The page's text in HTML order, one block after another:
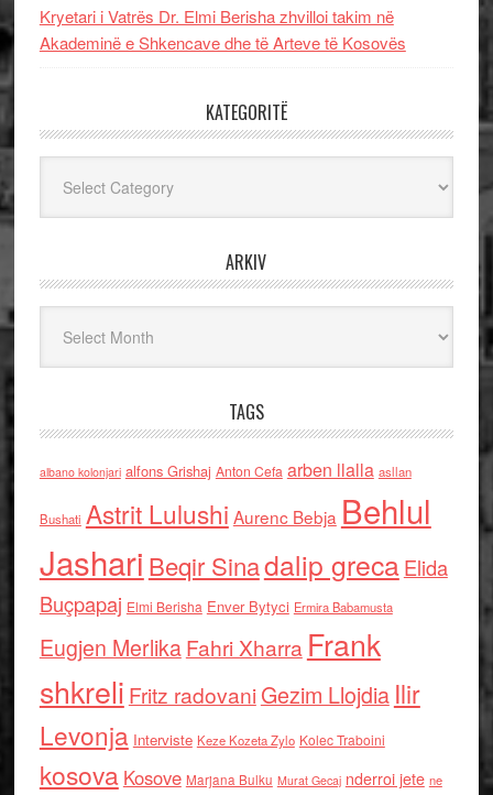
Kryetari i Vatrës Dr. Elmi Berisha zhvilloi takim në
Akademinë e Shkencave dhe të Arteve të Kosovës
KATEGORITË
ARKIV
TAGS
albano kolonjari alfons Grishaj Anton Cefa arben llalla asllan
Bushati Astrit Lulushi Aurenc Bebja Behlul
Jashari Beqir Sinadalip grecaElida
Buçpapaj Elmi Berisha Enver Bytyci Ermira Babamusta
Eugjen MerlikaFahri Xharra Frank
shkreli Fritz radovaniGezim Llojdia Ilir
Levonja Interviste Keze Kozeta Zylo Kolec Traboini
kosova Kosove Marjana Bulku Murat Gecaj nderroi jete ne